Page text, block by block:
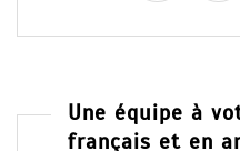
Une équipe à
français et en